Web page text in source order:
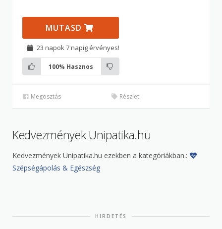
MUTASD
23 napok 7 napig érvényes!
100% Hasznos
Megosztás Részlet
Kedvezmények Unipatika.hu
Kedvezmények Unipatika.hu ezekben a kategóriákban.:
Szépségápolás & Egészség
HIRDETÉS